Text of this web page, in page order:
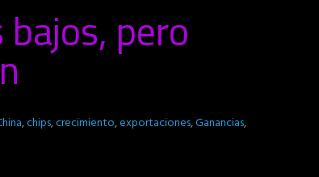
pero
,chips,crecimiento,exportaciones,Ganancias,